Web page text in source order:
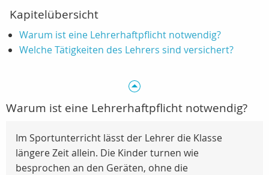
Kapitelübersicht
Warum ist eine Lehrerhaftpflicht notwendig?
Welche Tätigkeiten des Lehrers sind versichert?
Warum ist eine Lehrerhaftpflicht notwendig?
Im Sportunterricht lässt der Lehrer die Klasse
längere Zeit allein. Die Kinder turnen wie
besprochen an den Geräten, ohne die